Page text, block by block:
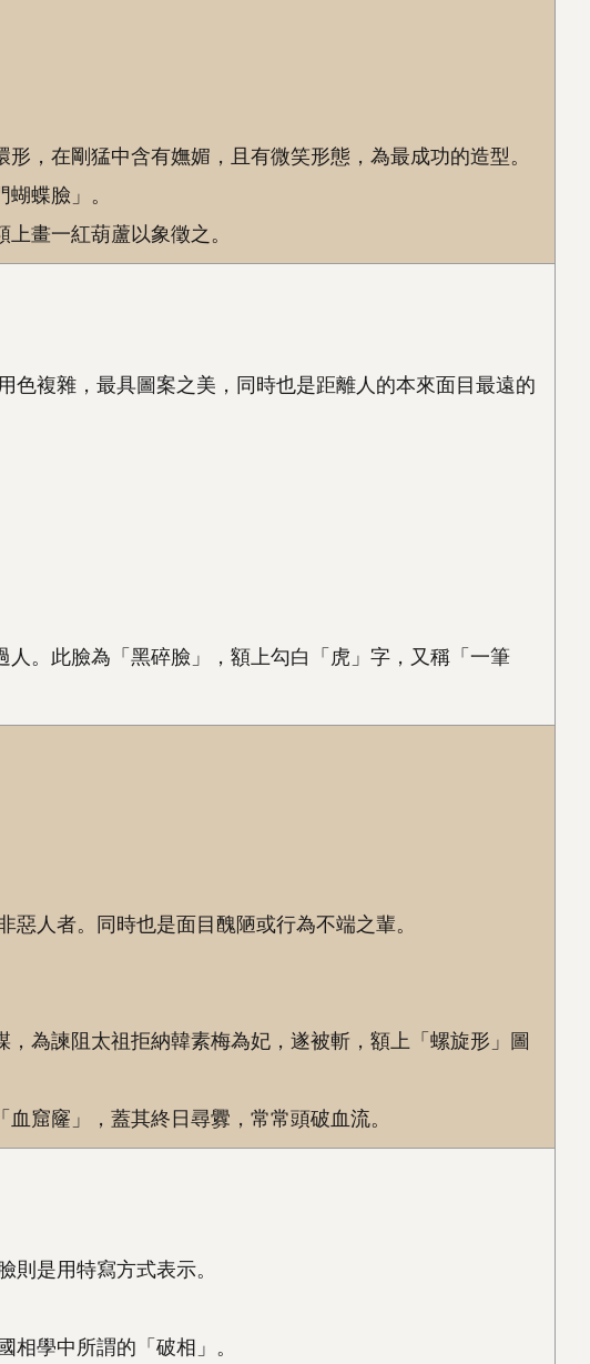
，在剛猛中含有嫵媚，且有微笑形態，為最成功的造型。
蝶臉」。
畫一紅葫蘆以象徵之。
複雜，最具圖案之美，同時也是距離人的本來面目最遠的
。此臉為「黑碎臉」，額上勾白「虎」字，又稱「一筆
人者。同時也是面目醜陋或行為不端之輩。
為諫阻太祖拒納韓素梅為妃，遂被斬，額上「螺旋形」圖
窟窿」，蓋其終日尋釁，常常頭破血流。
則是用特寫方式表示。
學中所謂的「破相」。